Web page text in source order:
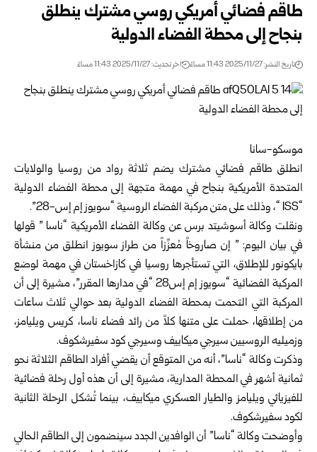
طاقم فضائي أمريكي روسي مشترك ينطلق
بنجاح إلى محطة الفضاء الدولية
تاريخ النشر: 2025/11/27 11:43 مساءً اخر تحديث: 2025/11/27 11:43 مساءً
موسكو-سانا
انطلق طاقم فضائي مشترك يضم ثلاثة رواد من روسيا والولايات
المتحدة الأمريكية بنجاح في مهمة متجهة إلى محطة الفضاء الدولية
“ISS “، وذلك على متن مركبة الفضاء الروسية “سويوز إم إس-28”.
ونقلت وكالة أسوشيتد برس عن وكالة الفضاء الأمريكية “ناسا ” قولها
في بيان اليوم: ” إن صاروخاً مُعزِّزاً من طراز سويوز انطلق من منشأة
بايكونور للإطلاق، التي تستأجرها روسيا في كازاخستان في مهمة لوضع
المركبة الفضائية “سويوز إم إس28 “في مدارها المقرر”، مشيرة إلى أن
المركبة التي التحمت بمحطة الفضاء الدولية بعد حوالي ثلاث ساعات
من إطلاقها، حملت على متنها كلاً من رائد فضاء ناسا، كريس ويليامز،
وزميليه الروسيين سيرجي ميكاييف وسيرجي كود سفيرشكوف.
وذكرت وكالة “ناسا”، أنه من المتوقع أن يقضي أفراد الطاقم الثلاثة نحو
ثمانية أشهر في المحطة المدارية، مشيرة إلى أن هذه أول رحلة فضائية
للفيزيائي ويليامز والطيار العسكري ميكاييف، بينما تُشكل الرحلة الثانية
لكود سفيرشكوف.
وأوضحت وكالة “ناسا” أن الوافدين الجدد سينضمون إلى الطاقم الحالي